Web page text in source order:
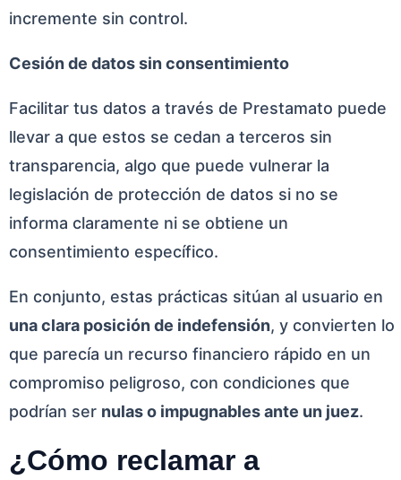
incremente sin control.
Cesión de datos sin consentimiento
Facilitar tus datos a través de Prestamato puede
llevar a que estos se cedan a terceros sin
transparencia, algo que puede vulnerar la
legislación de protección de datos si no se
informa claramente ni se obtiene un
consentimiento específico.
En conjunto, estas prácticas sitúan al usuario en
una clara posición de indefensión, y convierten lo
que parecía un recurso financiero rápido en un
compromiso peligroso, con condiciones que
podrían ser nulas o impugnables ante un juez.
¿Cómo reclamar a